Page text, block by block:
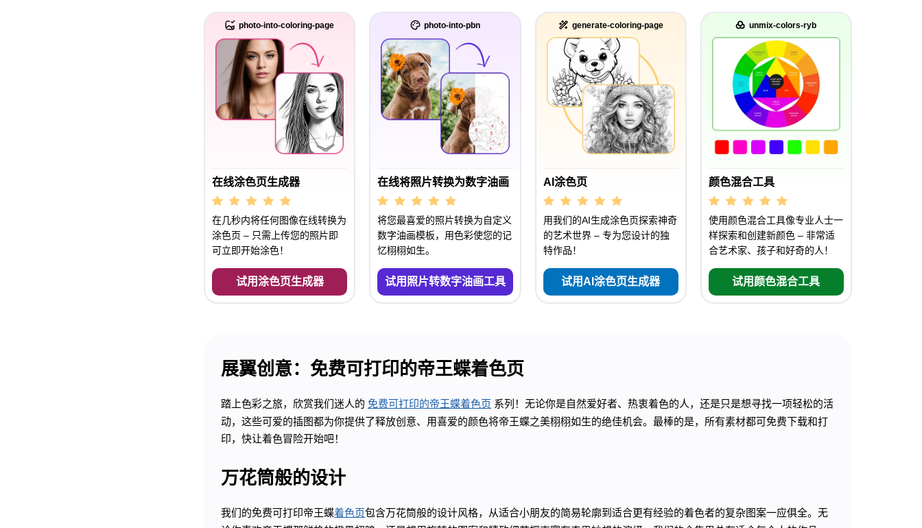
photo-into-coloring-page
在线涂色页生成器
在几秒内将任何图像在线转换为
涂色页 – 只需上传您的照片即
可立即开始涂色！
试用涂色页生成器
photo-into-pbn
在线将照片转换为数字油画
将您最喜爱的照片转换为自定义
数字油画模板，用色彩使您的记
忆栩栩如生。
试用照片转数字油画工具
generate-coloring-page
AI涂色页
用我们的AI生成涂色页探索神奇
的艺术世界 – 专为您设计的独
特作品！
试用AI涂色页生成器
unmix-colors-ryb
颜色混合工具
使用颜色混合工具像专业人士一
样探索和创建新颜色 – 非常适
合艺术家、孩子和好奇的人！
试用颜色混合工具
展翼创意：免费可打印的帝王蝶着色页
踏上色彩之旅，欣赏我们迷人的 免费可打印的帝王蝶着色页 系列！无论你是自然爱好者、热衷着色的人，还是只是想寻找一项轻松的活
动，这些可爱的插图都为你提供了释放创意、用喜爱的颜色将帝王蝶之美栩栩如生的绝佳机会。最棒的是，所有素材都可免费下载和打
印，快让着色冒险开始吧！
万花筒般的设计
我们的免费可打印帝王蝶着色页包含万花筒般的设计风格，从适合小朋友的简易轮廓到适合更有经验的着色者的复杂图案一应俱全。无